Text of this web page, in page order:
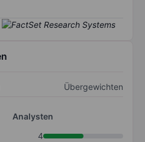
Übergewichten
Analysten
4